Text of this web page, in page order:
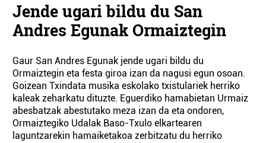
Jende ugari bildu du San
Andres Egunak Ormaiztegin
Gaur San Andres Egunak jende ugari bildu du
Ormaiztegin eta festa giroa izan da nagusi egun osoan.
Goizean Txindata musika eskolako txistulariek herriko
kaleak zeharkatu dituzte. Eguerdiko hamabietan Urmaiz
abesbatzak abestutako meza izan da eta ondoren,
Ormaiztegiko Udalak Baso-Txulo elkartearen
laguntzarekin hamaiketakoa zerbitzatu du herriko